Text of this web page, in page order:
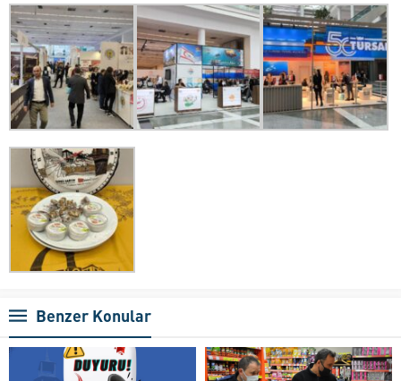
Benzer Konular